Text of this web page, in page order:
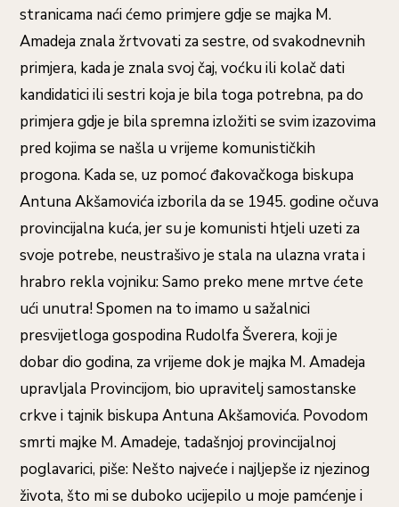
stranicama naći ćemo primjere gdje se majka M.
Amadeja znala žrtvovati za sestre, od svakodnevnih
primjera, kada je znala svoj čaj, voćku ili kolač dati
kandidatici ili sestri koja je bila toga potrebna, pa do
primjera gdje je bila spremna izložiti se svim izazovima
pred kojima se našla u vrijeme komunističkih
progona. Kada se, uz pomoć đakovačkoga biskupa
Antuna Akšamovića izborila da se 1945. godine očuva
provincijalna kuća, jer su je komunisti htjeli uzeti za
svoje potrebe, neustrašivo je stala na ulazna vrata i
hrabro rekla vojniku: Samo preko mene mrtve ćete
ući unutra! Spomen na to imamo u sažalnici
presvijetloga gospodina Rudolfa Šverera, koji je
dobar dio godina, za vrijeme dok je majka M. Amadeja
upravljala Provincijom, bio upravitelj samostanske
crkve i tajnik biskupa Antuna Akšamovića. Povodom
smrti majke M. Amadeje, tadašnjoj provincijalnoj
poglavarici, piše: Nešto najveće i najljepše iz njezinog
života, što mi se duboko ucijepilo u moje pamćenje i